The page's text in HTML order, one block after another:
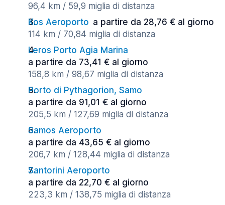
96,4 km / 59,9 miglia di distanza
Kos Aeroporto a partire da 28,76 € al giorno
114 km / 70,84 miglia di distanza
Leros Porto Agia Marina
a partire da 73,41 € al giorno
158,8 km / 98,67 miglia di distanza
Porto di Pythagorion, Samo
a partire da 91,01 € al giorno
205,5 km / 127,69 miglia di distanza
Samos Aeroporto
a partire da 43,65 € al giorno
206,7 km / 128,44 miglia di distanza
Santorini Aeroporto
a partire da 22,70 € al giorno
223,3 km / 138,75 miglia di distanza